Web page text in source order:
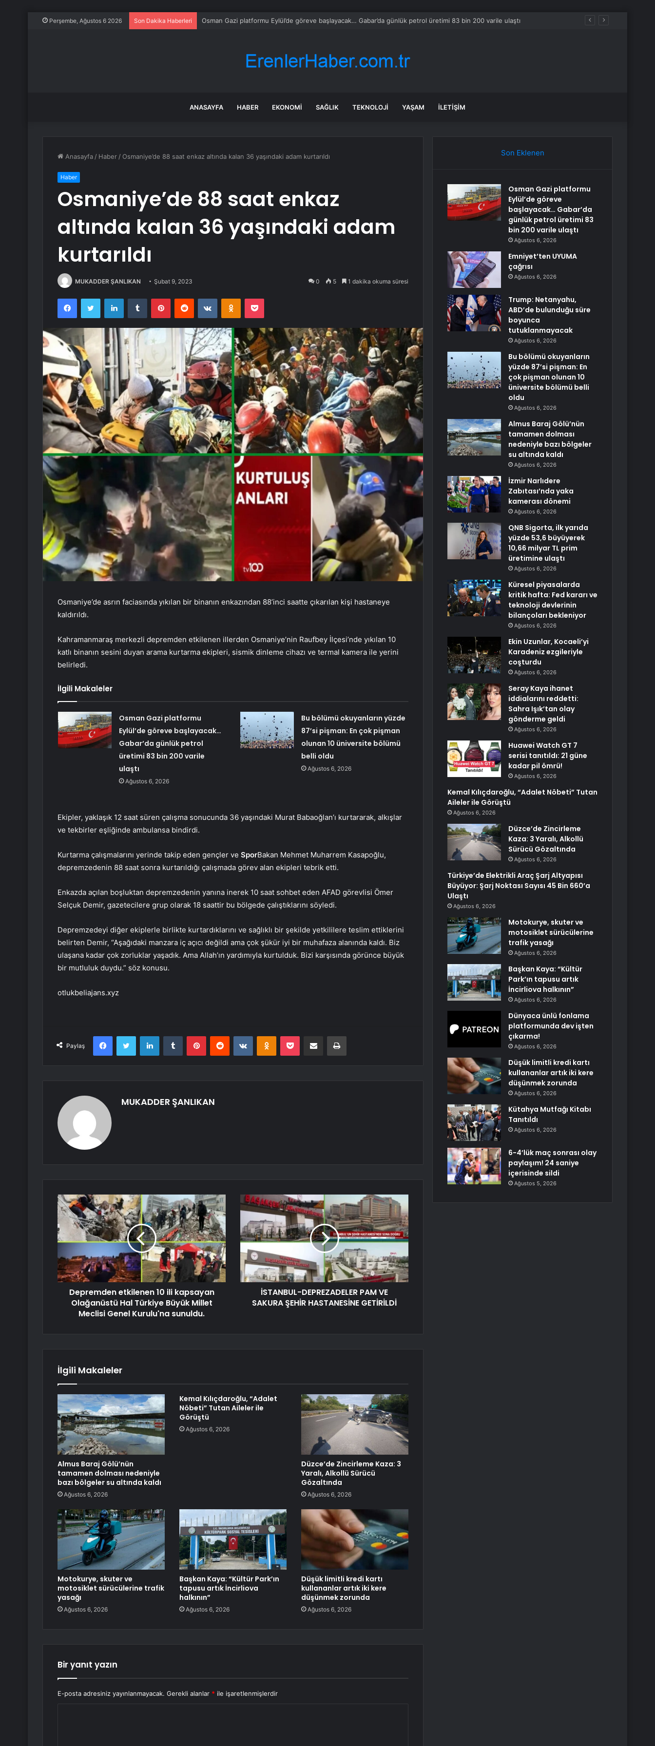
Perşembe, Ağustos 6 2026 Son Dakika Haberleri Emniyet’ten UYUMA çağrısı
ANASAYFA HABER EKONOMI SAĞLIK TEKNOLOJI YAŞAM İLETIŞIM
Anasayfa / Haber / Osmaniye’de 88 saat enkaz altında kalan 36 yaşındaki adam kurtarıldı
Haber
Osmaniye’de 88 saat enkaz
altında kalan 36 yaşındaki adam
kurtarıldı
MUKADDER ŞANLIKAN Şubat 9, 2023 0 5 1 dakika okuma süresi
FacebookTwitter LinkedInTumblr PinterestReddit VKontakteOdnoklassniki
Pocket
Osmaniye’de asrın faciasında yıkılan bir binanın enkazından 88’inci saatte çıkarılan kişi hastaneye
kaldırıldı.
Kahramanmaraş merkezli depremden etkilenen illerden Osmaniye’nin Raufbey İlçesi’nde yıkılan 10
katlı binanın sesini duyan arama kurtarma ekipleri, sismik dinleme cihazı ve termal kamera ile yerini
belirledi.
İlgili Makaleler
Osman Gazi platformu
Eylül’de göreve başlayacak…
Gabar’da günlük petrol
üretimi 83 bin 200 varile
ulaştı
Ağustos 6, 2026
Bu bölümü okuyanların yüzde
87’si pişman: En çok pişman
olunan 10 üniversite bölümü
belli oldu
Ağustos 6, 2026
Ekipler, yaklaşık 12 saat süren çalışma sonucunda 36 yaşındaki Murat Babaoğlan’ı kurtararak, alkışlar
ve tekbirler eşliğinde ambulansa bindirdi.
Kurtarma çalışmalarını yerinde takip eden gençler ve SporBakan Mehmet Muharrem Kasapoğlu,
depremzedenin 88 saat sonra kurtarıldığı çalışmada görev alan ekipleri tebrik etti.
Enkazda açılan boşluktan depremzedenin yanına inerek 10 saat sohbet eden AFAD görevlisi Ömer
Selçuk Demir, gazetecilere grup olarak 18 saattir bu bölgede çalıştıklarını söyledi.
Depremzedeyi diğer ekiplerle birlikte kurtardıklarını ve sağlıklı bir şekilde yetkililere teslim ettiklerini
belirten Demir, “Aşağıdaki manzara iç açıcı değildi ama çok şükür iyi bir muhafaza alanında kaldı. Biz
ulaşana kadar çok zorluklar yaşadık. Ama Allah’ın yardımıyla kurtulduk. Bizi karşısında görünce büyük
bir mutluluk duydu.” söz konusu.
otlukbeliajans.xyz
Paylaş
FacebookTwitter LinkedInTumblr PinterestReddit VKontakteOdnoklassniki
Pocket E-Posta ile paylaş Yazdır
MUKADDER ŞANLIKAN
Depremden etkilenen 10 ili kapsayan
Olağanüstü Hal Türkiye Büyük Millet
Meclisi Genel Kurulu'na sunuldu.
İSTANBUL-DEPREZADELER PAM VE
SAKURA ŞEHİR HASTANESİNE GETİRİLDİ
İlgili Makaleler
Almus Baraj Gölü’nün
tamamen dolması nedeniyle
bazı bölgeler su altında kaldı
Ağustos 6, 2026
Kemal Kılıçdaroğlu, “Adalet
Nöbeti” Tutan Aileler ile
Görüştü
Ağustos 6, 2026
Düzce’de Zincirleme Kaza: 3
Yaralı, Alkollü Sürücü
Gözaltında
Ağustos 6, 2026
Motokurye, skuter ve
motosiklet sürücülerine trafik
yasağı
Ağustos 6, 2026
Başkan Kaya: “Kültür Park’ın
tapusu artık İncirliova
halkının”
Ağustos 6, 2026
Düşük limitli kredi kartı
kullananlar artık iki kere
düşünmek zorunda
Ağustos 6, 2026
Bir yanıt yazın
E-posta adresiniz yayınlanmayacak. Gerekli alanlar * ile işaretlenmişlerdir
Son Eklenen
Osman Gazi platformu
Eylül’de göreve
başlayacak… Gabar’da
günlük petrol üretimi 83
bin 200 varile ulaştı
Ağustos 6, 2026
Emniyet’ten UYUMA
çağrısı
Ağustos 6, 2026
Trump: Netanyahu,
ABD’de bulunduğu süre
boyunca
tutuklanmayacak
Ağustos 6, 2026
Bu bölümü okuyanların
yüzde 87’si pişman: En
çok pişman olunan 10
üniversite bölümü belli
oldu
Ağustos 6, 2026
Almus Baraj Gölü’nün
tamamen dolması
nedeniyle bazı bölgeler
su altında kaldı
Ağustos 6, 2026
İzmir Narlıdere
Zabıtası’nda yaka
kamerası dönemi
Ağustos 6, 2026
QNB Sigorta, ilk yarıda
yüzde 53,6 büyüyerek
10,66 milyar TL prim
üretimine ulaştı
Ağustos 6, 2026
Küresel piyasalarda
kritik hafta: Fed kararı ve
teknoloji devlerinin
bilançoları bekleniyor
Ağustos 6, 2026
Ekin Uzunlar, Kocaeli’yi
Karadeniz ezgileriyle
coşturdu
Ağustos 6, 2026
Seray Kaya ihanet
iddialarını reddetti:
Sahra Işık’tan olay
gönderme geldi
Ağustos 6, 2026
Huawei Watch GT 7
serisi tanıtıldı: 21 güne
kadar pil ömrü!
Ağustos 6, 2026
Kemal Kılıçdaroğlu, “Adalet Nöbeti” Tutan
Aileler ile Görüştü
Ağustos 6, 2026
Düzce’de Zincirleme
Kaza: 3 Yaralı, Alkollü
Sürücü Gözaltında
Ağustos 6, 2026
Türkiye’de Elektrikli Araç Şarj Altyapısı
Büyüyor: Şarj Noktası Sayısı 45 Bin 660’a
Ulaştı
Ağustos 6, 2026
Motokurye, skuter ve
motosiklet sürücülerine
trafik yasağı
Ağustos 6, 2026
Başkan Kaya: “Kültür
Park’ın tapusu artık
İncirliova halkının”
Ağustos 6, 2026
Dünyaca ünlü fonlama
platformunda dev işten
çıkarma!
Ağustos 6, 2026
Düşük limitli kredi kartı
kullananlar artık iki kere
düşünmek zorunda
Ağustos 6, 2026
Kütahya Mutfağı Kitabı
Tanıtıldı
Ağustos 6, 2026
6-4’lük maç sonrası olay
paylaşım! 24 saniye
içerisinde sildi
Ağustos 5, 2026